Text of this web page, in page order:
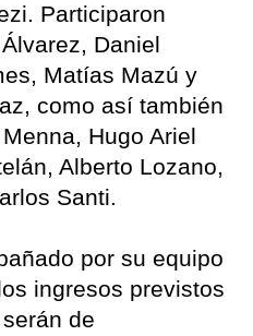
Participaron
Daniel
Matías Mazú y
como así también
Hugo Ariel
Alberto Lozano,
Santi.
por su equipo
ingresos previstos
de